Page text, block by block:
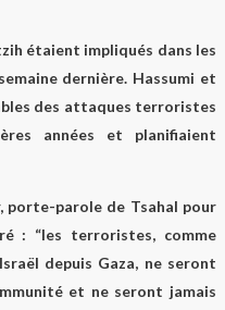
étaient impliqués dans les
dernière. Hassumi et
des attaques terroristes
années et planifiaient
porte-parole de Tsahal pour
: “les terroristes, comme
depuis Gaza, ne seront
et ne seront jamais